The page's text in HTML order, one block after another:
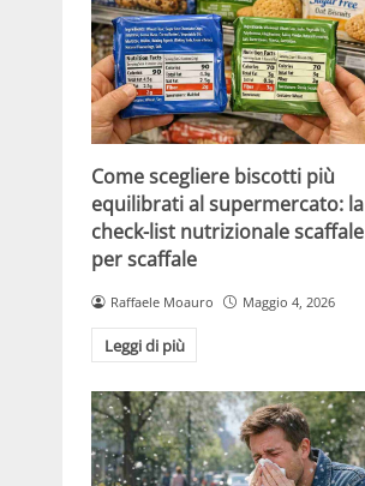
Come scegliere biscotti più
equilibrati al supermercato: la
check-list nutrizionale scaffale
per scaffale
Raffaele Moauro Maggio 4, 2026
Leggi di più